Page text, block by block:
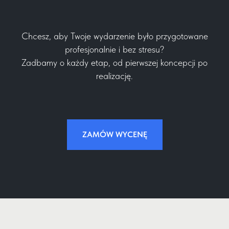
Chcesz, aby Twoje wydarzenie było przygotowane
profesjonalnie i bez stresu?
Zadbamy o każdy etap, od pierwszej koncepcji po
realizację.
ZAMÓW WYCENĘ